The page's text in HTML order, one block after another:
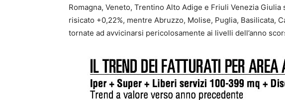
Romagna, Veneto, Trentino Alto Adige e Friuli Venezia
risicato +0,22%, mentre Abruzzo, Molise, Puglia, Basilicata,
tornate ad avvicinarsi pericolosamente ai livelli dell’anno